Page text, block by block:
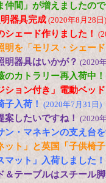
仲間」が増えましたの
器具完成(2020年8月28日)
シェード作りました！
明を「モリス・シェー
明器具はいかが？ (2020
カトラリー再入荷中！
ション付き」電動ベッ
子入荷！ (2020年7月31日)
したいですね！ (2020
ン・マネキンの支え台
ット」と英国「子供椅
ット」入荷しました！
＆テーブルはスチール